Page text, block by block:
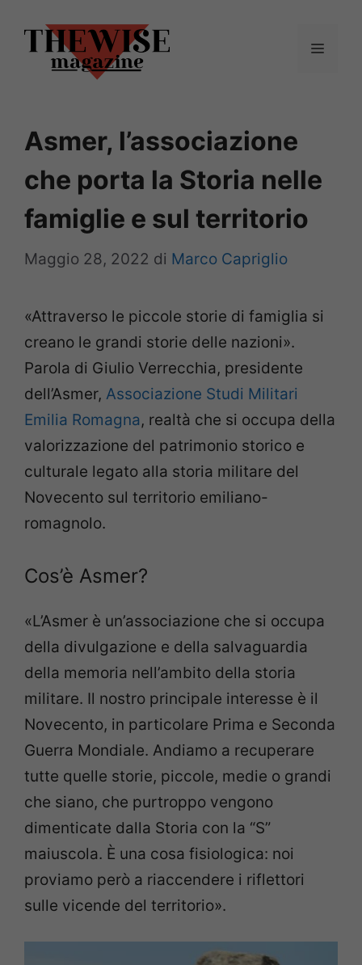
contenuto
Menu
Asmer, l’associazione
che porta la Storia nelle
famiglie e sul territorio
Maggio 28, 2022 di Marco Capriglio
«Attraverso le piccole storie di famiglia si
creano le grandi storie delle nazioni».
Parola di Giulio Verrecchia, presidente
dell’Asmer, Associazione Studi Militari
Emilia Romagna, realtà che si occupa della
valorizzazione del patrimonio storico e
culturale legato alla storia militare del
Novecento sul territorio emiliano-
romagnolo.
Cos’è Asmer?
«L’Asmer è un’associazione che si occupa
della divulgazione e della salvaguardia
della memoria nell’ambito della storia
militare. Il nostro principale interesse è il
Novecento, in particolare Prima e Seconda
Guerra Mondiale. Andiamo a recuperare
tutte quelle storie, piccole, medie o grandi
che siano, che purtroppo vengono
dimenticate dalla Storia con la “S”
maiuscola. È una cosa fisiologica: noi
proviamo però a riaccendere i riflettori
sulle vicende del territorio».